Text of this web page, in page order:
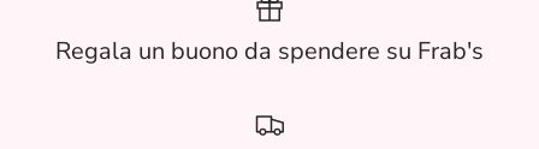
Regala un buono da spendere su Frab's